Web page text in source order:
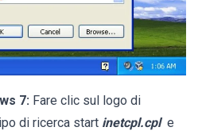
7: Fare clic sul logo di
di ricerca start inetcpl.cpl e